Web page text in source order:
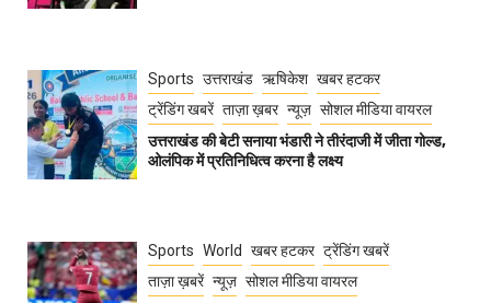
Sports उत्तराखंड ऋषिकेश खबर हटकर
ट्रेंडिंग खबरें ताज़ा ख़बर न्यूज़ सोशल मीडिया वायरल
उत्तराखंड की बेटी सनाया भंडारी ने तीरंदाजी में जीता गोल्ड,
ओलंपिक में प्रतिनिधित्व करना है लक्ष्य
Sports World खबर हटकर ट्रेंडिंग खबरें
ताज़ा ख़बरें न्यूज़ सोशल मीडिया वायरल